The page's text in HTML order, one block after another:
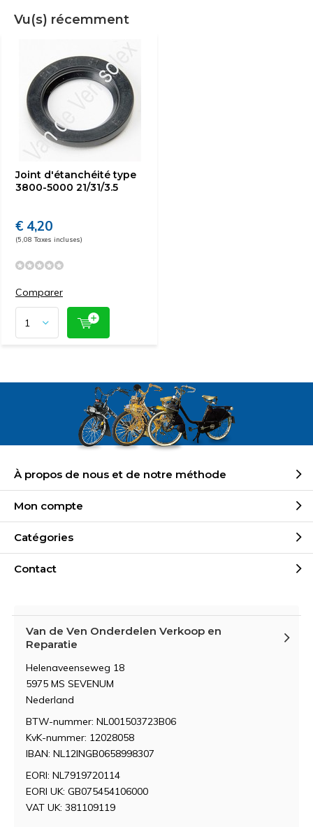
Vu(s) récemment
Joint d'étanchéité type
3800-5000 21/31/3.5
€ 4,20
(5,08 Taxes incluses)
Comparer
À propos de nous et de notre méthode
Mon compte
Catégories
Contact
Van de Ven Onderdelen Verkoop en
Reparatie
Helenaveenseweg 18
5975 MS SEVENUM
Nederland
BTW-nummer: NL001503723B06
KvK-nummer: 12028058
IBAN: NL12INGB0658998307
EORI: NL7919720114
EORI UK: GB075454106000
VAT UK: 381109119